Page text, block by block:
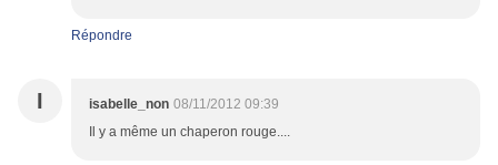
Répondre
I isabelle_non 08/11/2012 09:39
Il y a même un chaperon rouge....